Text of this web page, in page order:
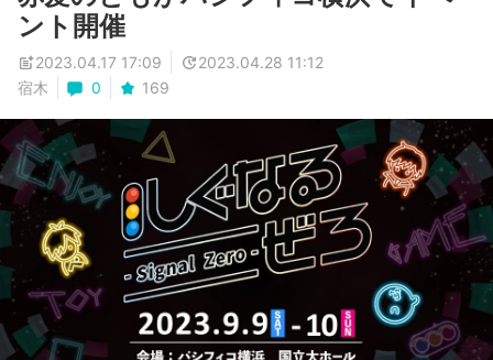
ント開催
2023.04.17 17:09
2023.04.28 11:12
宿木
0 169